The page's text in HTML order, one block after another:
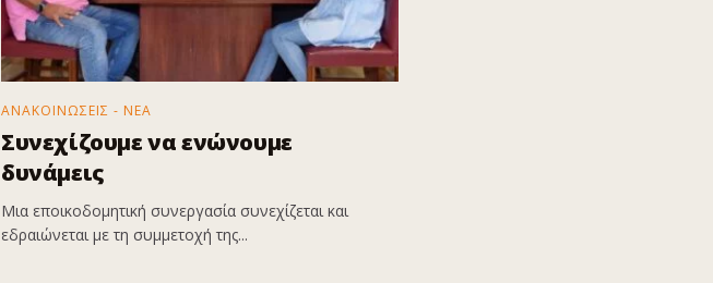
ΑΝΑΚΟΙΝΩΣΕΙΣ - ΝΕΑ
Συνεχίζουμε να ενώνουμε
δυνάμεις
Μια εποικοδομητική συνεργασία συνεχίζεται και
εδραιώνεται με τη συμμετοχή της...